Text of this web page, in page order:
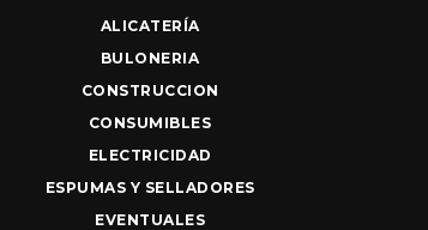
ALICATERÍA
BULONERIA
CONSTRUCCION
CONSUMIBLES
ELECTRICIDAD
ESPUMAS Y SELLADORES
EVENTUALES